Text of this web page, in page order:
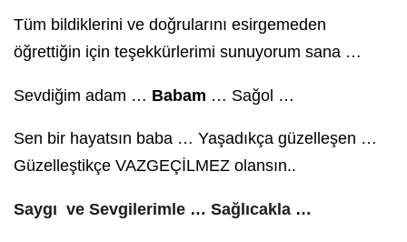
Tüm bildiklerini ve doğrularını esirgemeden
öğrettiğin için teşekkürlerimi sunuyorum sana …
Sevdiğim adam … Babam … Sağol …
Sen bir hayatsın baba… Yaşadıkça güzelleşen …
Güzelleştikçe VAZGEÇİLMEZ olansın..
Saygı ve Sevgilerimle … Sağlıcakla …